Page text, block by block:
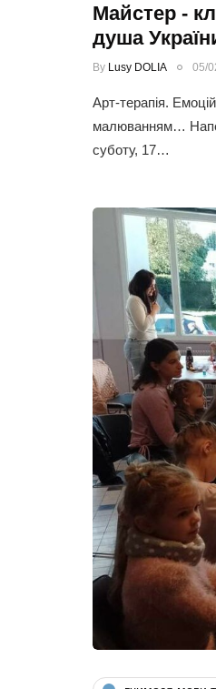
Майстер -
душа
By Lusy DOLIA 05/
Арт-терапія.
малюванням…
суботу, 17…